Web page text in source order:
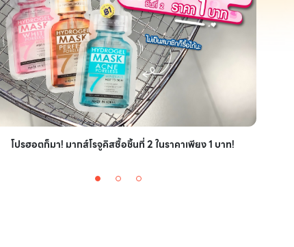
โปรฮอตก็มา! มากส์โรจูคิสซื้อชิ้นที่ 2 ในราคาเพียง 1 บาท!